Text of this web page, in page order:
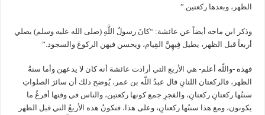
الظهر، وبعدها ركعتين‏‏‏.”
‏وذكر ابن ماجه أيضاً عن عائشة‏:‏ “كانَ رسولُ اللَّهِ (صلى الله عليه وسلم) ‏يصلي
أربعاً قبل الظهر، يطيل فِيهِنَّ القِيام، ويحسن فيهن الركوعَ والسجود‏.”
فهذه -واللّه أعلم- هي الأربع التي أرادت عائشة أنه كان لا يدعهن وأما سنةُ
الظهر، فالركعتان اللتانِ قال عبدُ اللّه بن عمر، يُوضح ذلك أن سائرَ الصلواتِ
سنتُها ركعتانِ ركعتانِ، والفجرِ جمع كونها ركعتين، والناس في وقتها أفرغُ ما
يكونون، ومع هذا سنتُها ركعتانِ، وعلى هذا، فتكونُ هذه الأربعُ التي قبل الظهر